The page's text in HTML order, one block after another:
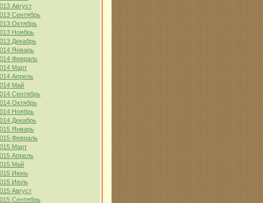
Август
Сентябрь
Октябрь
Ноябрь
Декабрь
Январь
Февраль
Март
Апрель
Май
Сентябрь
Октябрь
Ноябрь
Декабрь
Январь
Февраль
Март
Апрель
Май
Июнь
Июль
Август
Сентябрь